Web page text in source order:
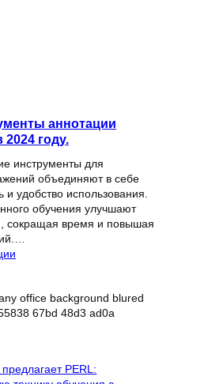
аннотации
году.
инструменты для
объединяют в себе
и удобство использования.
обучения улучшают
сокращая время и повышая